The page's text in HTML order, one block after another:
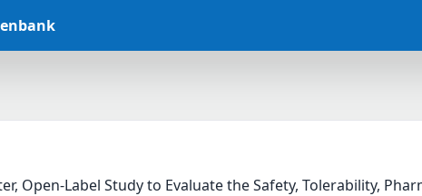
Open-Label Study to Evaluate the Safety, Tolerability,